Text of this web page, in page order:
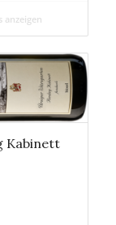
anzeigen
Kabinett